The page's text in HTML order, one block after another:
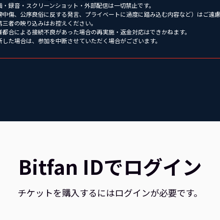
録音・スクリーンショット・外部配信は一切禁止です。
傷、公序良俗に反する発言、プライベートに過度に踏み込む内容など）はご遠慮
者の映り込みはお控えください。
合による接続不良があった場合の再実施・返金対応はできかねます。
た場合は、参加を中断させていただく場合がございます。
Bitfan IDでログイン
チケットを購入するにはログインが必要です。